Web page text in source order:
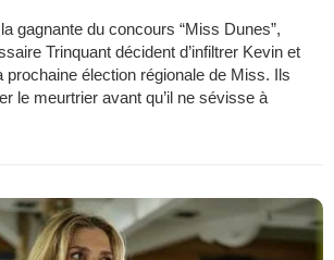
gagnante du concours “Miss Dunes”,
Trinquant décident d’infiltrer Kevin et
prochaine élection régionale de Miss. Ils
le meurtrier avant qu’il ne sévisse à